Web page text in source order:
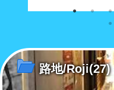
八坂神社に通じる築島(明
路地/Roji(27)